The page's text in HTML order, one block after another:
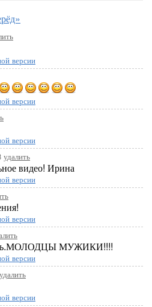
версии
версии
версии
удалить
видео! Ирина
версии
версии
МУЖИКИ!!!!
версии
удалить
версии